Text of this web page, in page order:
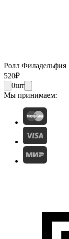
Ролл Филадельфия
520₽
0шт
Мы принимаем: